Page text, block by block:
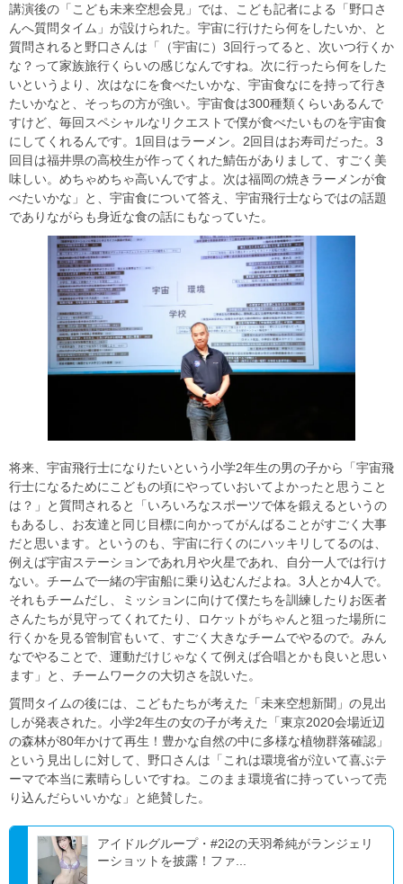
講演後の「こども未来空想会見」では、こども記者による「野口さ
んへ質問タイム」が設けられた。宇宙に行けたら何をしたいか、と
質問されると野口さんは「（宇宙に）3回行ってると、次いつ行くか
な？って家族旅行くらいの感じなんですね。次に行ったら何をした
いというより、次はなにを食べたいかな、宇宙食なにを持って行き
たいかなと、そっちの方が強い。宇宙食は300種類くらいあるんで
すけど、毎回スペシャルなリクエストで僕が食べたいものを宇宙食
にしてくれるんです。1回目はラーメン。2回目はお寿司だった。3
回目は福井県の高校生が作ってくれた鯖缶がありまして、すごく美
味しい。めちゃめちゃ高いんですよ。次は福岡の焼きラーメンが食
べたいかな」と、宇宙食について答え、宇宙飛行士ならではの話題
でありながらも身近な食の話にもなっていた。
将来、宇宙飛行士になりたいという小学2年生の男の子から「宇宙飛
行士になるためにこどもの頃にやっていおいてよかったと思うこと
は？」と質問されると「いろいろなスポーツで体を鍛えるというの
もあるし、お友達と同じ目標に向かってがんばることがすごく大事
だと思います。というのも、宇宙に行くのにハッキリしてるのは、
例えば宇宙ステーションであれ月や火星であれ、自分一人では行け
ない。チームで一緒の宇宙船に乗り込むんだよね。3人とか4人で。
それもチームだし、ミッションに向けて僕たちを訓練したりお医者
さんたちが見守ってくれてたり、ロケットがちゃんと狙った場所に
行くかを見る管制官もいて、すごく大きなチームでやるので。みん
なでやることで、運動だけじゃなくて例えば合唱とかも良いと思い
ます」と、チームワークの大切さを説いた。
質問タイムの後には、こどもたちが考えた「未来空想新聞」の見出
しが発表された。小学2年生の女の子が考えた「東京2020会場近辺
の森林が80年かけて再生！豊かな自然の中に多様な植物群落確認」
という見出しに対して、野口さんは「これは環境省が泣いて喜ぶテ
ーマで本当に素晴らしいですね。このまま環境省に持っていって売
り込んだらいいかな」と絶賛した。
アイドルグループ・#2i2の天羽希純がランジェリ
ーショットを披露！ファ...